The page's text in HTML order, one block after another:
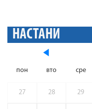
НАСТАНИ
пон вто сре
27 28 29